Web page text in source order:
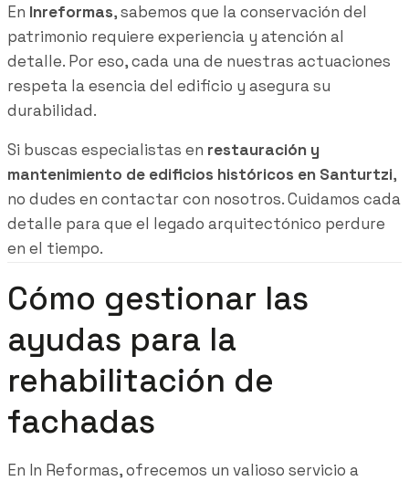
En Inreformas, sabemos que la conservación del
patrimonio requiere experiencia y atención al
detalle. Por eso, cada una de nuestras actuaciones
respeta la esencia del edificio y asegura su
durabilidad.
Si buscas especialistas en restauración y
mantenimiento de edificios históricos en Santurtzi,
no dudes en contactar con nosotros. Cuidamos cada
detalle para que el legado arquitectónico perdure
en el tiempo.
Cómo gestionar las
ayudas para la
rehabilitación de
fachadas
En In Reformas, ofrecemos un valioso servicio a